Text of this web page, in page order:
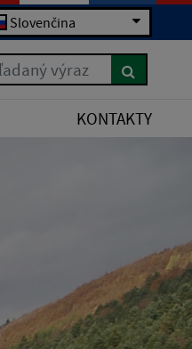
Slovenčina
výraz
KONTAKTY